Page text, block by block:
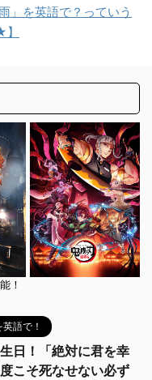
」を英語で？っていう
！
語で！
日！「絶対に君を幸
こそ死なせない必ず